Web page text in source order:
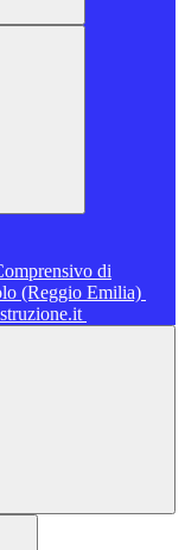
di
(Reggio Emilia)